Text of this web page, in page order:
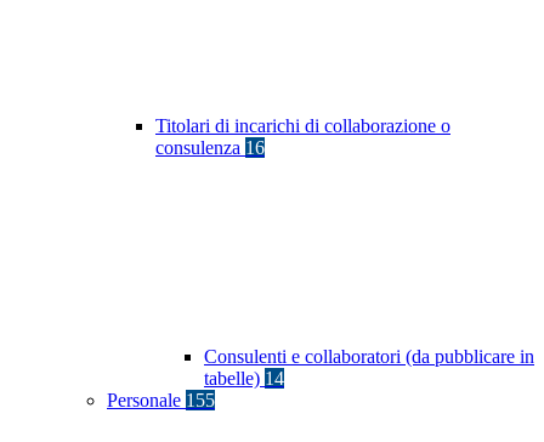
Titolari di incarichi di collaborazione o
consulenza 16
Consulenti e collaboratori (da pubblicare in
tabelle) 14
Personale 155